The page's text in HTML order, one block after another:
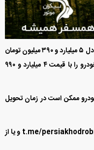
بر اساس دعوت‌نامه صادر شده برای تکمیل وجه، قیمت نهایی خودروی BMW iX1 M Package مدل ۲۰۲۵ معادل ۵ میلیارد و ۳۹۰ میلیون تومان
اعلام شده است. مشتریانی که همچنان تمایل به دریافت مدل ۲۰۲۴ دارند، می‌توانند طبق مفاد قرارداد، این خودرو را با قیمت ۴ میلیارد و ۹۹۰
ممکن است در زمان تحویل
آخرین اخبار و اطلاعیه های گروه پرشیا موبیلی (پرشیا خودرو) را از طریق کانال تلگرام این شرکت به نشانی t.me/persiakhodrobmw و یا از